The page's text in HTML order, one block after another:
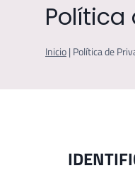
Política
Inicio | Política de